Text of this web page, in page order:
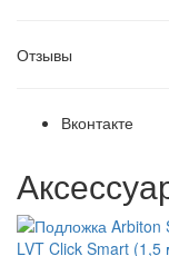
Отзывы
Вконтакте